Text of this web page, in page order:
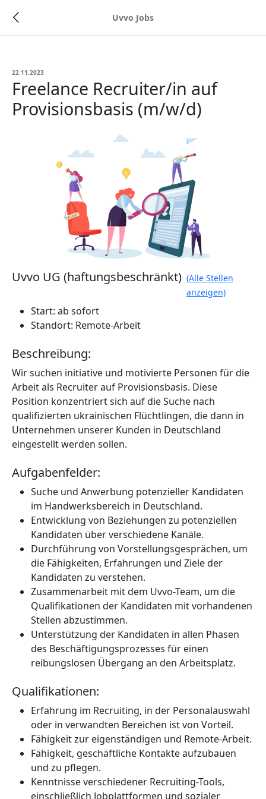
Uvvo Jobs
22.11.2023
Freelance Recruiter/in auf
Provisionsbasis (m/w/d)
Uvvo UG (haftungsbeschränkt) (Alle Stellen
anzeigen)
Start: ab sofort
Standort: Remote-Arbeit
Beschreibung:
Wir suchen initiative und motivierte Personen für die
Arbeit als Recruiter auf Provisionsbasis. Diese
Position konzentriert sich auf die Suche nach
qualifizierten ukrainischen Flüchtlingen, die dann in
Unternehmen unserer Kunden in Deutschland
eingestellt werden sollen.
Aufgabenfelder:
Suche und Anwerbung potenzieller Kandidaten
im Handwerksbereich in Deutschland.
Entwicklung von Beziehungen zu potenziellen
Kandidaten über verschiedene Kanäle.
Durchführung von Vorstellungsgesprächen, um
die Fähigkeiten, Erfahrungen und Ziele der
Kandidaten zu verstehen.
Zusammenarbeit mit dem Uvvo-Team, um die
Qualifikationen der Kandidaten mit vorhandenen
Stellen abzustimmen.
Unterstützung der Kandidaten in allen Phasen
des Beschäftigungsprozesses für einen
reibungslosen Übergang an den Arbeitsplatz.
Qualifikationen:
Erfahrung im Recruiting, in der Personalauswahl
oder in verwandten Bereichen ist von Vorteil.
Fähigkeit zur eigenständigen und Remote-Arbeit.
Fähigkeit, geschäftliche Kontakte aufzubauen
und zu pflegen.
Kenntnisse verschiedener Recruiting-Tools,
einschließlich Jobplattformen und sozialer